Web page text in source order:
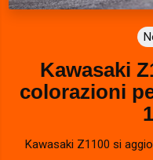
Kawasaki
colorazioni
Kawasaki Z1100 si